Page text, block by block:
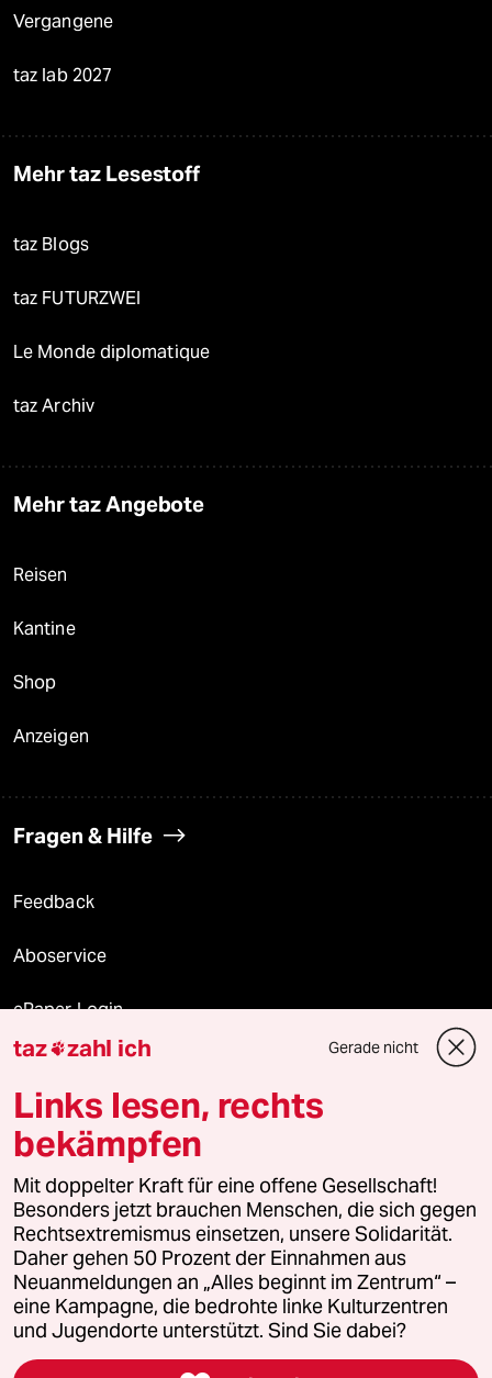
Vergangene
taz lab 2027
Mehr taz Lesestoff
taz Blogs
taz FUTURZWEI
Le Monde diplomatique
taz Archiv
Mehr taz Angebote
Reisen
Kantine
Shop
Anzeigen
Fragen & Hilfe
Feedback
Aboservice
ePaper Login
Downloads für Abonnierende
© 2026 taz Verlags und Vertriebs GmbH
Alle Rechte vorbehalten. Bei rechtlichen Fragen oder für Genehmigungen
wenden Sie sich bitte an
lizenzen@taz.de
Feedback Redaktionsstatut Kommune-Richtlinien
Leitlinie Informant Datenschutz Impressum AGB
taz zahl ich Gerade nicht
Links lesen, rechts
bekämpfen
Mit doppelter Kraft für eine offene Gesellschaft!
Besonders jetzt brauchen Menschen, die sich gegen
Rechtsextremismus einsetzen, unsere Solidarität.
Daher gehen 50 Prozent der Einnahmen aus
Neuanmeldungen an „Alles beginnt im Zentrum“ –
eine Kampagne, die bedrohte linke Kulturzentren
und Jugendorte unterstützt. Sind Sie dabei?